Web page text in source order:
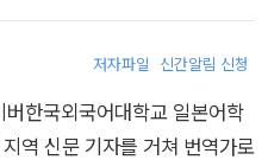
가리타의 모험〉 시리즈, 《우
우당탕탕 야옹이와 금빛 마법
저자파일 신간알림 신청
한국외국어대학교 일본어학
역 신문 기자를 거쳐 번역가로